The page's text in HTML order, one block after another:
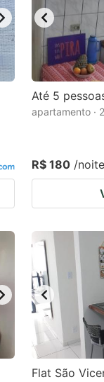
Até 5
apartamento ·
R$ 180 /noite
Flat São